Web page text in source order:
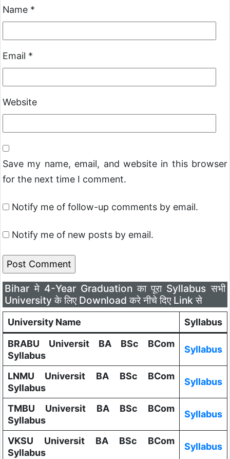
Name *
Email *
Website
Save my name, email, and website in this browser
for the next time I comment.
Notify me of follow-up comments by email.
Notify me of new posts by email.
Bihar मे 4-Year Graduation का पूरा Syllabus सभी
University के लिए Download करे नीचे दिए Link से
University Name
Syllabus
BRABU Universit BA BSc BCom
Syllabus
Syllabus
LNMU Universit BA BSc BCom
Syllabus
Syllabus
TMBU Universit BA BSc BCom
Syllabus
Syllabus
VKSU Universit BA BSc BCom
Syllabus
Syllabus